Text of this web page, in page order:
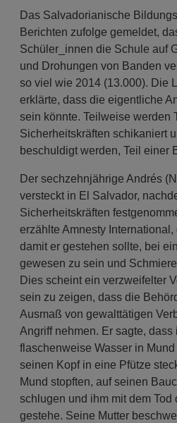
Das Salvadorianische
Berichten zufolge gemeldet,
Schüler_innen die Schule auf
und Drohungen von Banden
so viel wie 2014 (13.000). Die
erklärte, dass die eigentliche
sein könnte. Teilweise werden
Sicherheitskräften schikaniert
beschuldigt werden, Teil einer
Der sechzehnjährige Andrés
versteckt in El Salvador,
Sicherheitskräften
erzählte Amnesty
damit er gestehen sollte, bei
gewesen zu sein und
Dies scheint ein verzweifelter
sein zu zeigen, dass die
Ausmaß von gewalttätigen
Angriff nehmen. Er sagte,
flaschenweise Wasser in
seinen Kopf in eine Pfütze
Mund stopften, auf seinen
schlugen und ihm mit dem Tod
gestehe. Seine Mutter